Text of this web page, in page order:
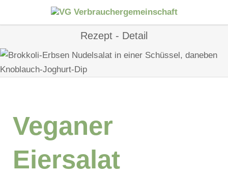
Rezept - Detail
Veganer
Eiersalat